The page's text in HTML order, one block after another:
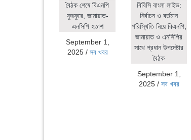
বৈঠক শেষে বিএনপি
ফুরফুরে, জামায়াত-
এনসিপি হতাশ
September 1,
2025/ সব খবর
বিবিসি বাংলা লাইভ:
নির্বাচন ও বর্তমান
পরিস্থিতি নিয়ে বিএনপি,
জামায়াত ও এনসিপির
সাথে প্রধান উপদেষ্টার
বৈঠক
September 1,
2025/ সব খবর